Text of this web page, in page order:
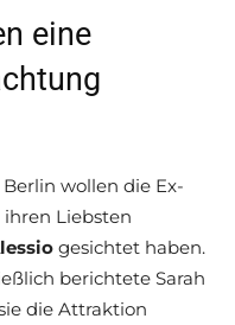
eine
Berlin wollen die Ex-
ihren Liebsten
gesichtet haben.
berichtete Sarah
die Attraktion